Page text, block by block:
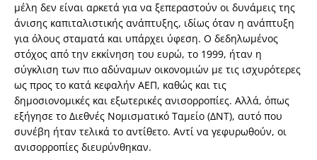
μέλη δεν είναι αρκετά για να ξεπεραστούν οι δυνάμεις της
άνισης καπιταλιστικής ανάπτυξης, ιδίως όταν η ανάπτυξη
για όλους σταματά και υπάρχει ύφεση. Ο δεδηλωμένος
στόχος από την εκκίνηση του ευρώ, το 1999, ήταν η
σύγκλιση των πιο αδύναμων οικονομιών με τις ισχυρότερες
ως προς το κατά κεφαλήν ΑΕΠ, καθώς και τις
δημοσιονομικές και εξωτερικές ανισορροπίες. Αλλά, όπως
εξήγησε το Διεθνές Νομισματικό Ταμείο (ΔΝΤ), αυτό που
συνέβη ήταν τελικά το αντίθετο. Αντί να γεφυρωθούν, οι
ανισορροπίες διευρύνθηκαν.